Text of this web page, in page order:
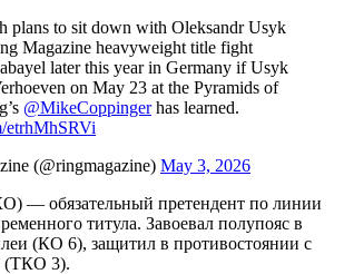
plans to sit down with Oleksandr Usyk
Magazine heavyweight title fight
later this year in Germany if Usyk
on May 23 at the Pyramids of
@MikeCoppingerhas learned.
etrhMhSRVi
(@ringmagazine) May 3, 2026
— обязательный претендент по линии
титула. Завоевал полупояс в
(КО 6), защитил в противостоянии с
(ТКО 3).